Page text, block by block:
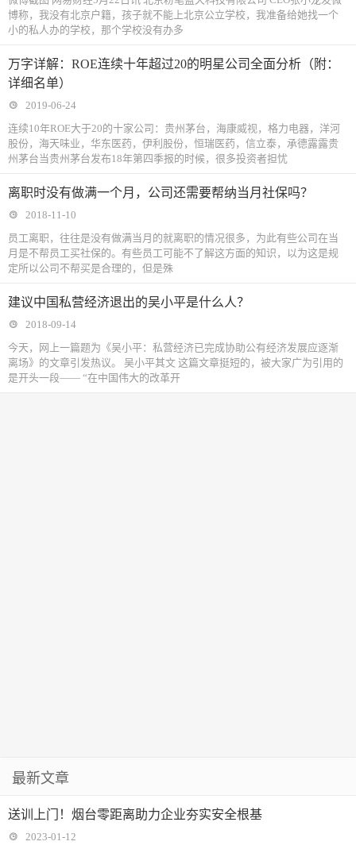
博称，我没有北京户籍，孩子就不能上北京公立学校，我准备给她找一个
小的私人办的学校，那个学校没有办多
万字详解：ROE连续十年超过20的明星公司全面分析（附：
详细名单）
2019-06-24
连续10年ROE大于20的十家公司：贵州茅台，海康威视，格力电器，洋河
股份，海天味业，华东医药，伊利股份，恒瑞医药，信立泰，承德露露贵
州茅台当贵州茅台发布18年第四季报的时候，很多投资者担忧
离职时没有做满一个月，公司还需要帮纳当月社保吗？
2018-11-10
​员工离职，往往是没有做满当月的就离职的情况很多，为此有些公司在当
月是不帮员工买社保的。有些员工可能不了解这方面的知识，以为这是规
定所以公司不帮买是合理的，但是殊
建议中国私营经济退出的吴小平是什么人？
2018-09-14
今天，网上一篇题为《吴小平：私营经济已完成协助公有经济发展应逐渐
离场》的文章引发热议。 吴小平其文 这篇文章挺短的，被大家广为引用的
是开头一段—— “在中国伟大的改革开
最新文章
送训上门！烟台零距离助力企业夯实安全根基
2023-01-12